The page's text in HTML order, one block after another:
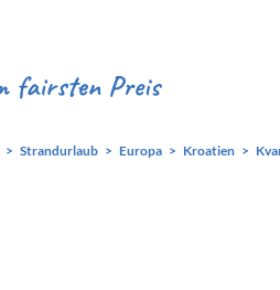
Strandurlaub Europa Kroatien